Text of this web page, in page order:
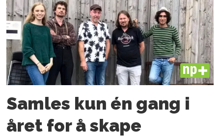
PLUS
Samles kun én gang i
året for å skape